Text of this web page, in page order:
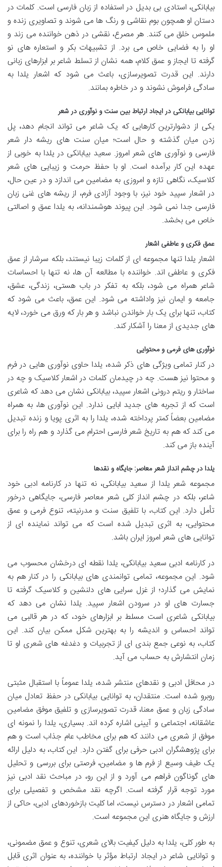
بیابانکی، استادی بی بدیل در استفاده از زبان فارسی است. کلمات در
دستان او همچون بوم نقاشی و رنگ ها می شوند و تصاویری زنده و
ملموس خلق می کنند. هر مصرع، نقشی در ذهن خواننده می زند و
او را به فضایی خاص می برد. از تشبیهات بکر و استعاره های نو
گرفته تا ایجاز و عمق کلام، همه نشان از تسلط شاعر بر ابزارهای زبانی
دارند. این قدرت تصویرسازی، باعث می شود که اشعار یلدا به
سادگی فراموش نشوند و در خاطره بمانند.
توانایی بیابانکی در ایجاد ارتباط بین سنت و نوآوری در شعر
یکی از دشوارترین کارهایی که یک شاعر می تواند انجام دهد، پل
زدن میان گذشته و حال است؛ میان سنت های ریشه دار شعر
فارسی و نوآوری های شعر امروز. سعید بیابانکی در یلدا به خوبی از
عهده این کار برآمده است. او با حفظ حرمت و زیبایی های شعر
کلاسیک، نگاهی تازه و امروزی به مضامین می اندازد و در عین حال،
در اشعار سپید خود نیز، با وجود آزادی فرم، از ریشه های غنی زبان
فارسی جدا نمی شود. این پیوند هوشمندانه، به یلدا عمق و اصالتی
خاص می بخشد.
عمق فکری و عاطفی اشعار
اشعار یلدا تنها مجموعه ای از کلمات زیبا نیستند، بلکه سرشار از عمق
فکری و عاطفی اند. خواننده با مطالعه آن ها، نه تنها با احساسات
شاعر همراه می شود، بلکه به تفکر در باب هستی، زندگی، عشق،
جامعه و ایمان نیز واداشته می شود. این عمق، باعث می شود که
کتاب، تنها برای یک بار خواندن نباشد و هر بار که ورق می خورد، لایه
های جدیدی از معنا را آشکار کند.
نوآوری های فرمی و محتوایی
در کنار تمامی ویژگی های ذکر شده، یلدا حاوی نوآوری هایی در فرم
و محتوا نیز هست. چه در چیدمان کلمات در اشعار کلاسیک و چه در
ساختار و ریتم درونی اشعار سپید، بیابانکی نشان می دهد که شاعری
است که از تجربه های جدید ابایی ندارد. این نوآوری ها، به همراه
مضامین بعضاً کمتر پرداخته شده، یلدا را به اثری پویا و زنده تبدیل
می کند که هم به تاریخ شعر فارسی احترام می گذارد و هم راه را برای
آینده باز می کند.
یلدا در چشم انداز شعر معاصر: جایگاه و نقدها
مجموعه شعر یلدا از سعید بیابانکی، نه تنها در کارنامه ادبی خود
شاعر، بلکه در چشم انداز کلی شعر معاصر فارسی، جایگاهی درخور
تأمل دارد. این کتاب، با تلفیق سنت و مدرنیته، تنوع فرمی و عمق
محتوایی، به اثری تبدیل شده است که می تواند نماینده ای از
توانایی های شعر امروز ایران باشد.
در کارنامه ادبی سعید بیابانکی، یلدا نقطه ای درخشان محسوب می
شود. این مجموعه، تمامی توانمندی های بیابانکی را در کنار هم به
نمایش می گذارد؛ از غزل سرایی های دلنشین و کلاسیک گرفته تا
جسارت های او در سرودن اشعار سپید. یلدا نشان می دهد که
بیابانکی شاعری است مسلط بر ابزارهای خود، که در هر قالبی می
تواند احساس و اندیشه را به بهترین شکل ممکن بیان کند. این
کتاب، به نوعی جمع بندی ای از تجربیات و دغدغه های شعری او تا
زمان انتشارش به حساب می آید.
در محافل ادبی و نقدهای منتشر شده، یلدا عموماً با استقبال مثبتی
روبرو شده است. منتقدان، به توانایی بیابانکی در حفظ تعادل میان
سادگی زبان و عمق معنا، قدرت تصویرسازی و تلفیق موفق مضامین
عاشقانه، اجتماعی و آیینی اشاره کرده اند. بسیاری، یلدا را نمونه ای
موفق از شعری می دانند که هم برای مخاطب عام جذاب است و هم
برای پژوهشگران ادبی حرفی برای گفتن دارد. این کتاب، به دلیل ارائه
یک طیف وسیع از فرم ها و مضامین، فرصتی برای بررسی و تحلیل
های گوناگون فراهم می آورد و از این رو، در مباحث نقد ادبی نیز
مورد توجه قرار گرفته است. اگرچه نقد مشخص و تفصیلی برای
تمامی اشعار در دسترس نیست، اما کلیت بازخوردهای ادبی، حاکی از
ارزش و جایگاه هنری این مجموعه است.
به طور کلی، یلدا به دلیل کیفیت بالای شعری، تنوع و عمق مضمونی،
و توانایی شاعر در ایجاد ارتباط مؤثر با خواننده، به عنوان اثری قابل